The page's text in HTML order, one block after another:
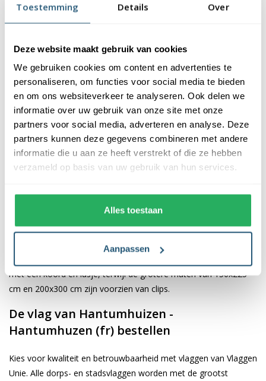
Toestemming Details Over
Deze website maakt gebruik van cookies
We gebruiken cookies om content en advertenties te
personaliseren, om functies voor social media te bieden
en om ons websiteverkeer te analyseren. Ook delen we
informatie over uw gebruik van onze site met onze
partners voor social media, adverteren en analyse. Deze
partners kunnen deze gegevens combineren met andere
informatie die u aan ze heeft verstrekt of die ze hebben
verzameld op basis van uw gebruik van hun services.
Alles toestaan
Aanpassen
bestendig. Je kan er dus zeker van zijn dat de kleuren van de vlag
graden, waardoor ze eenvoudig schoon te houden zijn.
De vlag van Hantumhuizen -
Hantumhuzen (fr)
De afwerking van onze vlaggen is van hoge kwaliteit. Ze zijn
voorzien van een sterke kopband en een dubbele stiknaad, wat
bijdraagt aan hun duurzaamheid en stevigheid. Wij bieden de
vlag vanHantumhuizen - Hantumhuzen (fr)aan in
verschillende afmetingen, namelijk 40x60 cm, 70x100 cm,
Afhankelijk van de afmetingen die je kiest, worden de vlaggen
voorzien van verschillende bevestigingsmogelijkheden. De
met een koord en lusje, terwijl de grotere maten van 150x225
cm en 200x300 cm zijn voorzien van clips.
De vlag van Hantumhuizen -
Hantumhuzen (fr) bestellen
Kies voor kwaliteit en betrouwbaarheid met vlaggen van Vlaggen
Unie. Alle dorps- en stadsvlaggen worden met de grootst